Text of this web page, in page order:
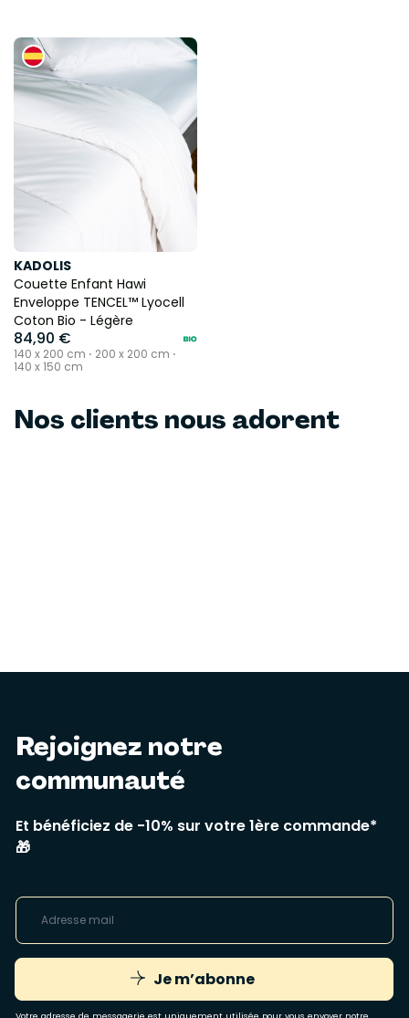
KADOLIS
Couette Enfant Hawi
Enveloppe TENCEL™ Lyocell
Coton Bio - Légère
84,90 €
140 x 200 cm ⋅ 200 x 200 cm ⋅
140 x 150 cm
Nos clients nous adorent
Rejoignez notre
communauté
Et bénéficiez de -10% sur votre 1ère commande*
🎁
Je m’abonne